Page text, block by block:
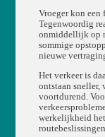
Vroeger kon
Tegenwoordig
onmiddellijk op
sommige
nieuwe
Het verkeer is
ontstaan sneller,
voortdurend.
werkelijkheid